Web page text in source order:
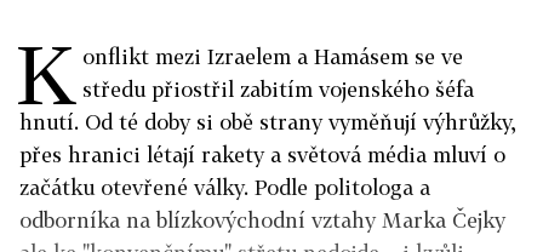
K onflikt mezi Izraelem a Hamásem se ve
středu přiostřil zabitím vojenského šéfa
hnutí. Od té doby si obě strany vyměňují výhrůžky,
přes hranici létají rakety a světová média mluví o
začátku otevřené války. Podle politologa a
odborníka na blízkovýchodní vztahy Marka Čejky